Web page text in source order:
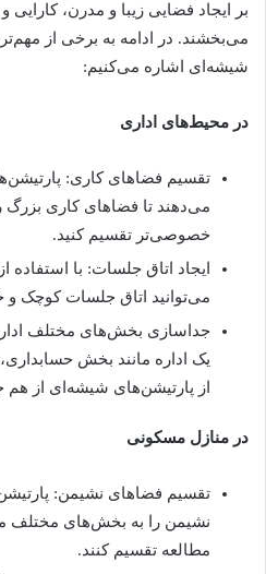
بر ایجاد فضایی زیبا و مدرن، کارایی
می‌بخشند. در ادامه به برخی از
شیشه‌ای اشاره می‌کنیم:
در محیط‌های اداری
تقسیم فضاهای کاری:
می‌دهند تا فضاهای کاری
خصوصی‌تر تقسیم کنید.
ایجاد اتاق جلسات: با
می‌توانید اتاق جلسات کوچک و
جداسازی بخش‌های مختلف
یک اداره مانند بخش
از پارتیشن‌های شیشه‌ای از هم
در منازل مسکونی
تقسیم فضاهای نشیمن:
نشیمن را به بخش‌های مختلف
مطالعه تقسیم کنند.